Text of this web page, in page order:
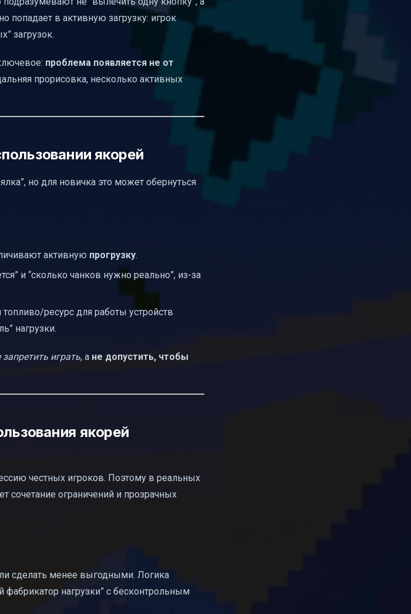
попадает в активную загрузку: игрок
загрузок.
проблема появляется не от
прорисовка, несколько активных
якорей
но для новичка это может обернуться
активную прогрузку.
и “сколько чанков нужно реально”, из-за
ресурс для работы устройств
нагрузки.
запретить играть, а не допустить, чтобы
якорей
честных игроков. Поэтому в реальных
сочетание ограничений и прозрачных
сделать менее выгодными. Логика
фабрикатор нагрузки” с бесконтрольным